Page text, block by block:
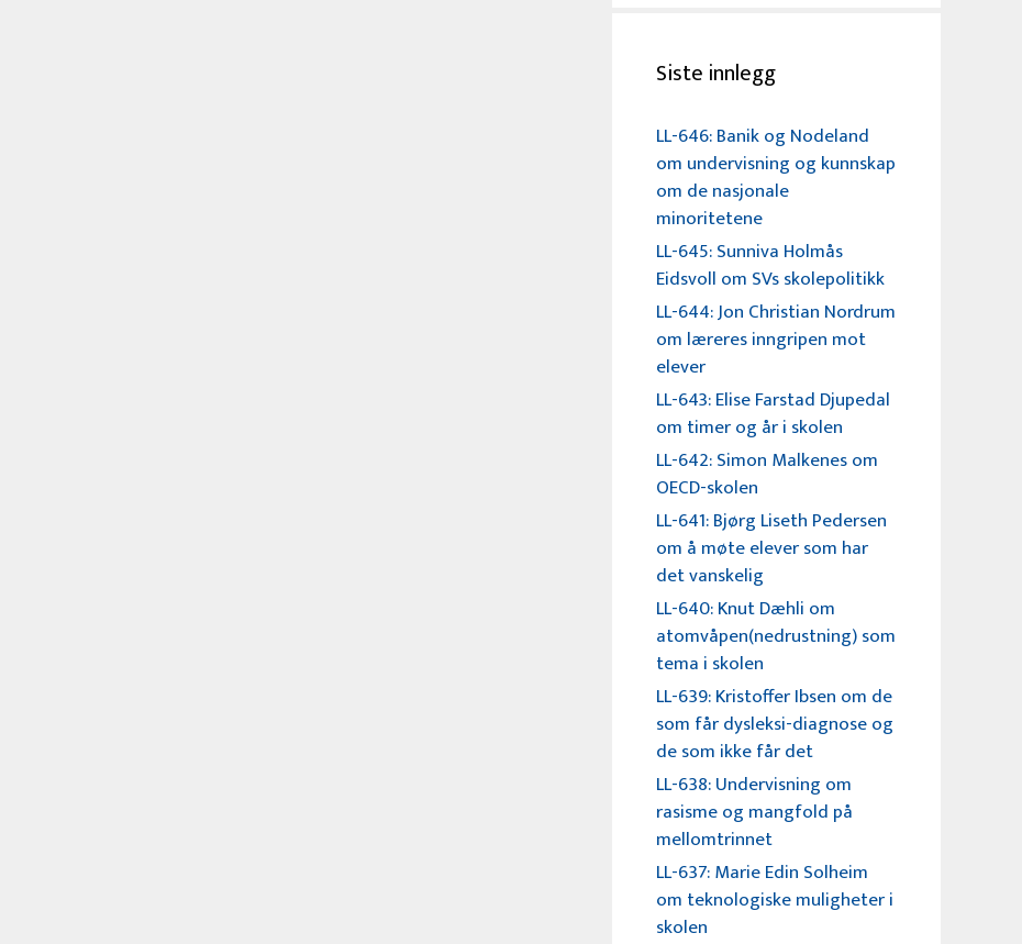
Siste innlegg
LL-646: Banik og Nodeland
om undervisning og kunnskap
om de nasjonale
minoritetene
LL-645: Sunniva Holmås
Eidsvoll om SVs skolepolitikk
LL-644: Jon Christian Nordrum
om læreres inngripen mot
elever
LL-643: Elise Farstad Djupedal
om timer og år i skolen
LL-642: Simon Malkenes om
OECD-skolen
LL-641: Bjørg Liseth Pedersen
om å møte elever som har
det vanskelig
LL-640: Knut Dæhli om
atomvåpen(nedrustning) som
tema i skolen
LL-639: Kristoffer Ibsen om de
som får dysleksi-diagnose og
de som ikke får det
LL-638: Undervisning om
rasisme og mangfold på
mellomtrinnet
LL-637: Marie Edin Solheim
om teknologiske muligheter i
skolen